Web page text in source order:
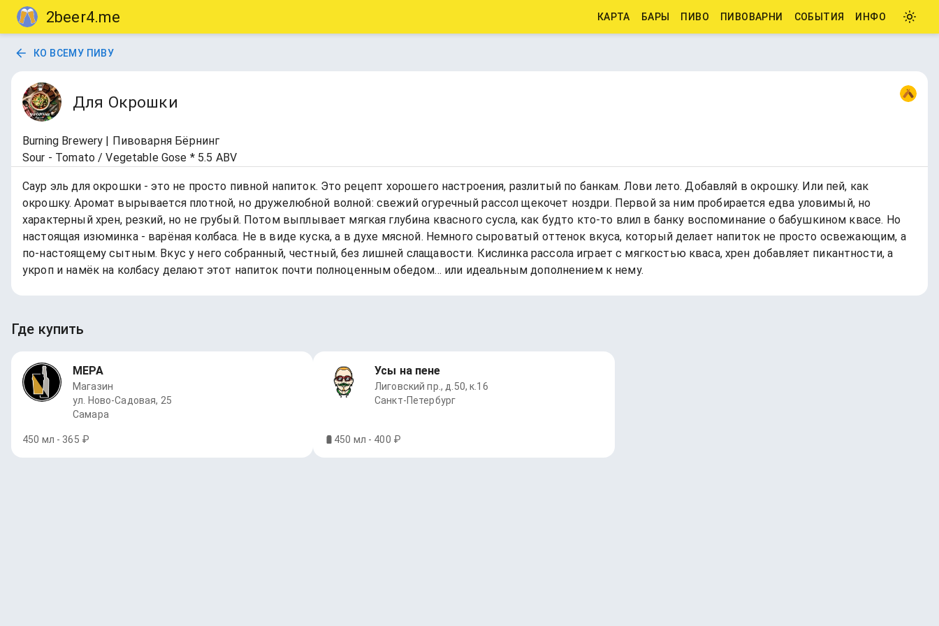
2beer4.me КАРТА БАРЫ ПИВО ПИВОВАРНИ СОБЫТИЯ ИНФО
КО ВСЕМУ ПИВУ
Для Окрошки
Burning Brewery | Пивоварня Бёрнинг
Sour - Tomato / Vegetable Gose * 5.5 ABV
Саур эль для окрошки - это не просто пивной напиток. Это рецепт хорошего настроения, разлитый по банкам. Лови лето. Добавляй в окрошку. Или пей, как
окрошку. Аромат вырывается плотной, но дружелюбной волной: свежий огуречный рассол щекочет ноздри. Первой за ним пробирается едва уловимый, но
характерный хрен, резкий, но не грубый. Потом выплывает мягкая глубина квасного сусла, как будто кто-то влил в банку воспоминание о бабушкином квасе. Но
настоящая изюминка - варёная колбаса. Не в виде куска, а в духе мясной. Немного сыроватый оттенок вкуса, который делает напиток не просто освежающим, а
по-настоящему сытным. Вкус у него собранный, честный, без лишней слащавости. Кислинка рассола играет с мягкостью кваса, хрен добавляет пикантности, а
укроп и намёк на колбасу делают этот напиток почти полноценным обедом... или идеальным дополнением к нему.
Где купить
МЕРА
Магазин
ул. Ново-Садовая, 25
Самара
450 мл - 365 ₽
Усы на пене
Лиговский пр., д.50, к.16
Санкт-Петербург
450 мл - 400 ₽